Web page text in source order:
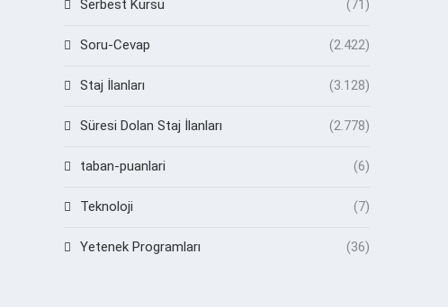
Serbest Kürsü (71)
Soru-Cevap (2.422)
Staj İlanları (3.128)
Süresi Dolan Staj İlanları (2.778)
taban-puanlari (6)
Teknoloji (7)
Yetenek Programları (36)